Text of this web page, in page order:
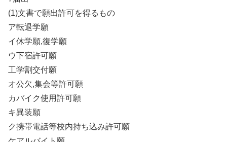
(1)文書で願出許可を得るもの
ア転退学願
イ休学願,復学願
ウ下宿許可願
工学割交付願
オ公欠,集会等許可願
カバイク使用許可願
キ異装願
ク携帯電話等校内持ち込み許可願